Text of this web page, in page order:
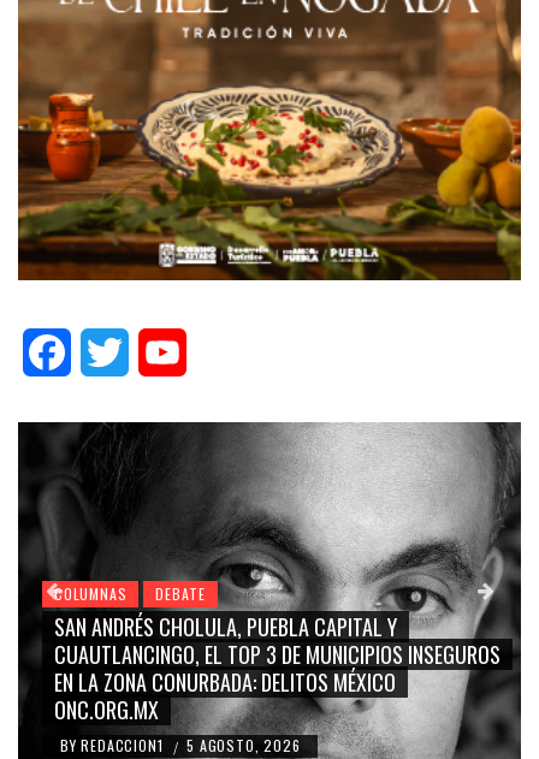
FacebookTwitter
COLUMNAS DEBATE
SAN ANDRÉS CHOLULA, PUEBLA CAPITAL Y
CUAUTLANCINGO, EL TOP 3 DE MUNICIPIOS INSEGUROS
EN LA ZONA CONURBADA: DELITOS MÉXICO
ONC.ORG.MX
BY REDACCION1 / 5 AGOSTO, 2026